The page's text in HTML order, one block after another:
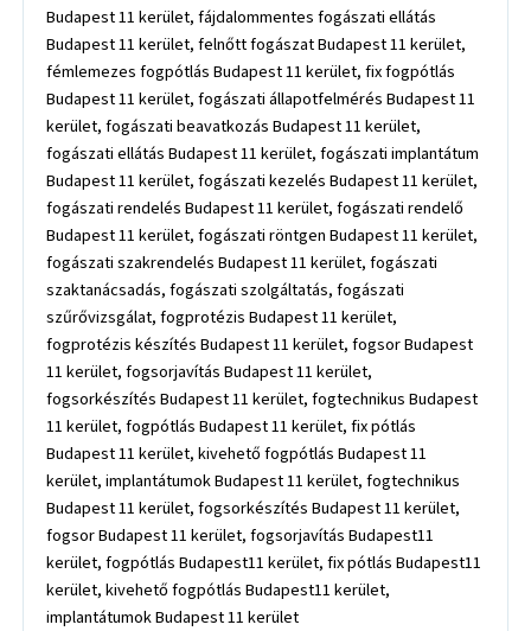
Budapest 11 kerület, fájdalommentes fogászati ellátás
Budapest 11 kerület, felnőtt fogászat Budapest 11 kerület,
fémlemezes fogpótlás Budapest 11 kerület, fix fogpótlás
Budapest 11 kerület, fogászati állapotfelmérés Budapest 11
kerület, fogászati beavatkozás Budapest 11 kerület,
fogászati ellátás Budapest 11 kerület, fogászati implantátum
Budapest 11 kerület, fogászati kezelés Budapest 11 kerület,
fogászati rendelés Budapest 11 kerület, fogászati rendelő
Budapest 11 kerület, fogászati röntgen Budapest 11 kerület,
fogászati szakrendelés Budapest 11 kerület, fogászati
szaktanácsadás, fogászati szolgáltatás, fogászati
szűrővizsgálat, fogprotézis Budapest 11 kerület,
fogprotézis készítés Budapest 11 kerület, fogsor Budapest
11 kerület, fogsorjavítás Budapest 11 kerület,
fogsorkészítés Budapest 11 kerület, fogtechnikus Budapest
11 kerület, fogpótlás Budapest 11 kerület, fix pótlás
Budapest 11 kerület, kivehető fogpótlás Budapest 11
kerület, implantátumok Budapest 11 kerület, fogtechnikus
Budapest 11 kerület, fogsorkészítés Budapest 11 kerület,
fogsor Budapest 11 kerület, fogsorjavítás Budapest11
kerület, fogpótlás Budapest11 kerület, fix pótlás Budapest11
kerület, kivehető fogpótlás Budapest11 kerület,
implantátumok Budapest 11 kerület